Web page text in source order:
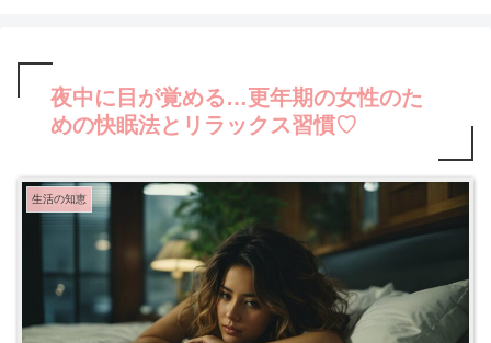
夜中に目が覚める…更年期の女性のた
めの快眠法とリラックス習慣♡
生活の知恵